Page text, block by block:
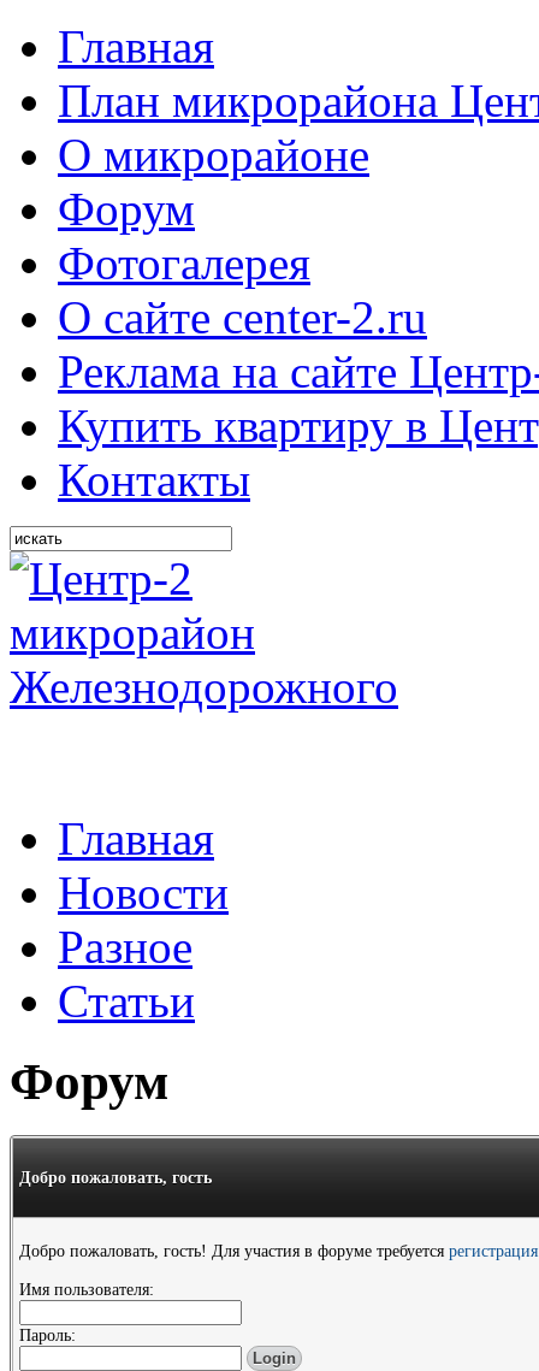
Главная
План микрорайона
О микрорайоне
Форум
Фотогалерея
О сайте center-2.ru
Реклама на сайте
Купить квартиру в
Контакты
Главная
Новости
Разное
Статьи
Форум
Добро пожаловать, гость
Добро пожаловать, гость! Для участия в форуме требуется
Имя пользователя:
Пароль: